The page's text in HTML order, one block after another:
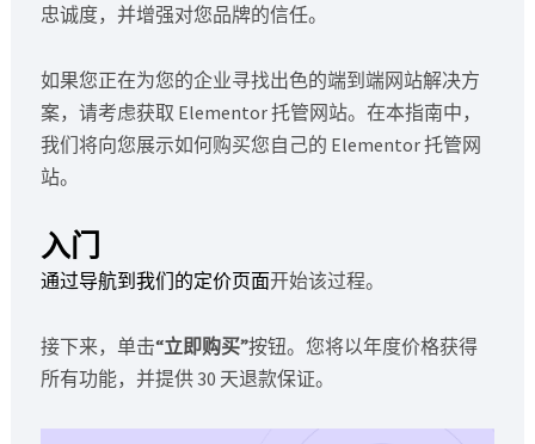
忠诚度，并增强对您品牌的信任。
如果您正在为您的企业寻找出色的端到端网站解决方
案，请考虑获取 Elementor 托管网站。在本指南中，
我们将向您展示如何购买您自己的 Elementor 托管网
站。
入门
通过导航到我们的定价页面开始该过程。
接下来，单击“立即购买”按钮。您将以年度价格获得
所有功能，并提供 30 天退款保证。